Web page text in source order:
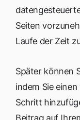
Seiten
Laufe der Zeit
Später können
indem Sie
Schritt
Beitrag auf